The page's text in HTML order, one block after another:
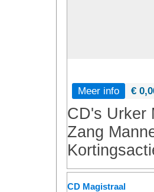
Meer info €
CD's Urker
Zang
CD Magistraal